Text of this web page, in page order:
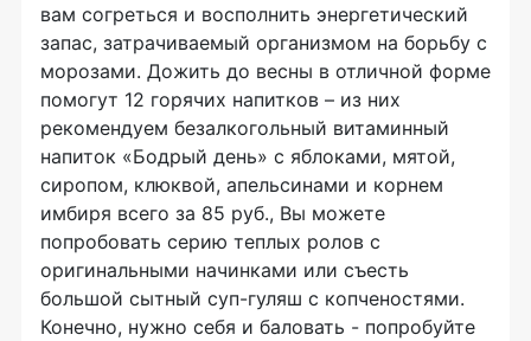
вам согреться и восполнить энергетический
запас, затрачиваемый организмом на борьбу с
морозами. Дожить до весны в отличной форме
помогут 12 горячих напитков – из них
рекомендуем безалкогольный витаминный
напиток «Бодрый день» с яблоками, мятой,
сиропом, клюквой, апельсинами и корнем
имбиря всего за 85 руб., Вы можете
попробовать серию теплых ролов с
оригинальными начинками или съесть
большой сытный суп-гуляш с копченостями.
Конечно, нужно себя и баловать - попробуйте